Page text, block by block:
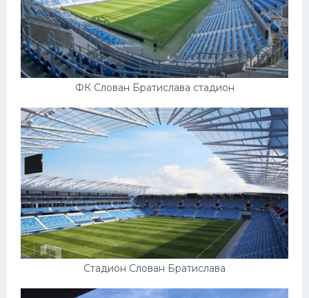
ФК Слован Братислава стадион
Стадион Слован Братислава